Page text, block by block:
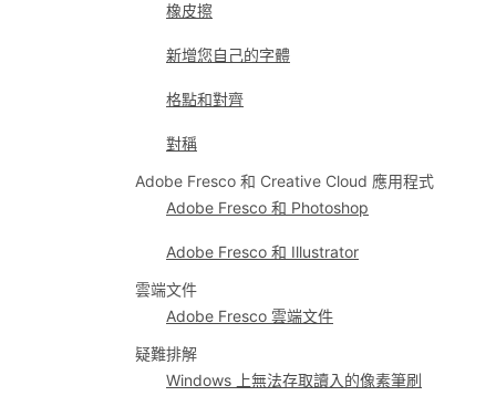
橡皮擦
新增您自己的字體
格點和對齊
對稱
Adobe Fresco 和 Creative Cloud 應用程式
Adobe Fresco 和 Photoshop
Adobe Fresco 和 Illustrator
雲端文件
Adobe Fresco 雲端文件
疑難排解
Windows 上無法存取讀入的像素筆刷